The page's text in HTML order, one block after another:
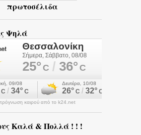
πρωτοσέλιδα
Ψηλά
καιρού από το k24.net
Καλά & Πολλά ! ! !